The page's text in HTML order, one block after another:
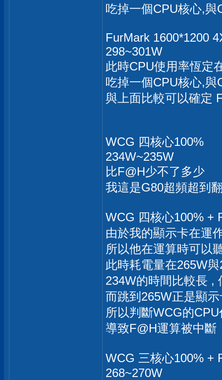
吃掉一個CPU核心,
FurMark 1600*1200
298~301W
此時CPU使用率恆定
吃掉一個CPU核心,
與上面比較可以確定
WCG 四核心100%
234W~235W
比F@H少不了多少
我這是G80超頻超到
WCG 四核心100% +
由於我的顯示卡在運
所以他在運算時可以
此時耗電量在265W
234W的時間比較長 ,
而跳到265W正是顯
所以判斷WCG的
導致F@H運算被中斷
WCG 三核心100% +
268~270W